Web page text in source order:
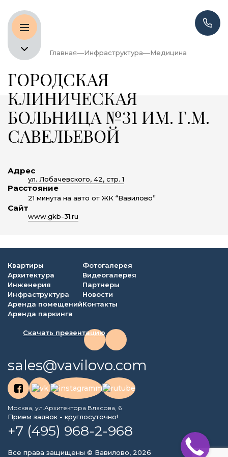
Главная Инфраструктура Медицина
ГОРОДСКАЯ
КЛИНИЧЕСКАЯ
БОЛЬНИЦА №31 ИМ. Г.М.
САВЕЛЬЕВОЙ
Адрес
ул. Лобачевского, 42, стр. 1
Расстояние
21 минута на авто от ЖК “Вавилово”
Сайт
www.gkb-31.ru
Квартиры
Архитектура
Инженерия
Инфраструктура
Аренда помещений
Аренда паркинга
Фотогалерея
Видеогалерея
Партнеры
Новости
Контакты
Скачать презентацию
sales@vavilovo.com
Москва, ул.Архитектора Власова, 6
Прием заявок - круглосуточно!
+7 (495) 968-2-968
Все права защищены © Вавилово, 2026